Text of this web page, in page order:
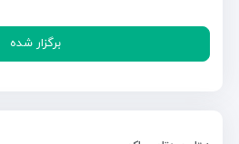
برگزار شده